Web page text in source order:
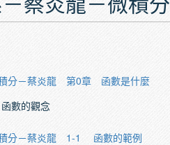
分－蔡炎龍 第0章 函數是什麼
數的觀念
分－蔡炎龍 1-1 函數的範例